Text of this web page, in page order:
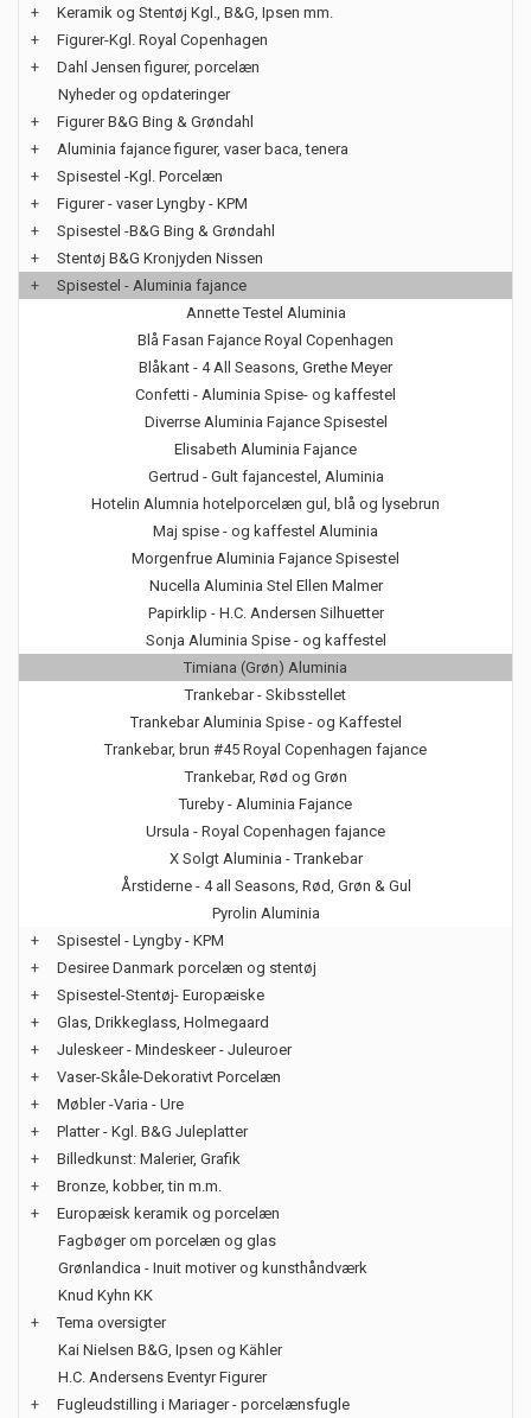
+
Keramik og Stentøj Kgl., B&G, Ipsen mm.
+
Figurer-Kgl. Royal Copenhagen
+
Dahl Jensen figurer, porcelæn
Nyheder og opdateringer
+
Figurer B&G Bing & Grøndahl
+
Aluminia fajance figurer, vaser baca, tenera
+
Spisestel -Kgl. Porcelæn
+
Figurer - vaser Lyngby - KPM
+
Spisestel -B&G Bing & Grøndahl
+
Stentøj B&G Kronjyden Nissen
+
Spisestel - Aluminia fajance
Annette Testel Aluminia
Blå Fasan Fajance Royal Copenhagen
Blåkant - 4 All Seasons, Grethe Meyer
Confetti - Aluminia Spise- og kaffestel
Diverrse Aluminia Fajance Spisestel
Elisabeth Aluminia Fajance
Gertrud - Gult fajancestel, Aluminia
Hotelin Alumnia hotelporcelæn gul, blå og lysebrun
Maj spise - og kaffestel Aluminia
Morgenfrue Aluminia Fajance Spisestel
Nucella Aluminia Stel Ellen Malmer
Papirklip - H.C. Andersen Silhuetter
Sonja Aluminia Spise - og kaffestel
Timiana (Grøn) Aluminia
Trankebar - Skibsstellet
Trankebar Aluminia Spise - og Kaffestel
Trankebar, brun #45 Royal Copenhagen fajance
Trankebar, Rød og Grøn
Tureby - Aluminia Fajance
Ursula - Royal Copenhagen fajance
X Solgt Aluminia - Trankebar
Årstiderne - 4 all Seasons, Rød, Grøn & Gul
Pyrolin Aluminia
+
Spisestel - Lyngby - KPM
+
Desiree Danmark porcelæn og stentøj
+
Spisestel-Stentøj- Europæiske
+
Glas, Drikkeglass, Holmegaard
+
Juleskeer - Mindeskeer - Juleuroer
+
Vaser-Skåle-Dekorativt Porcelæn
+
Møbler -Varia - Ure
+
Platter - Kgl. B&G Juleplatter
+
Billedkunst: Malerier, Grafik
+
Bronze, kobber, tin m.m.
+
Europæisk keramik og porcelæn
Fagbøger om porcelæn og glas
Grønlandica - Inuit motiver og kunsthåndværk
Knud Kyhn KK
+
Tema oversigter
Kai Nielsen B&G, Ipsen og Kähler
H.C. Andersens Eventyr Figurer
+
Fugleudstilling i Mariager - porcelænsfugle